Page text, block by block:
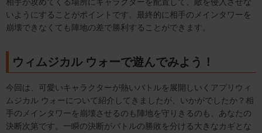
いようにすることがポイントです。最終的に相手のメインタワーを
崩壊できなくても陣地の差で勝利することができます。
ウィムジカル ウォーで遊んでみよう！
今回は、可愛いキャラクターが熱いバトルを展開しいくアプリウィ
ムジカル ウォーについて紹介してきましたが、いかがでしたか？相
手のメインタワーを崩壊させるのも陣地を守りきるのも、あなたの
決断次第です。一瞬の決断がバトルの勝敗を分ける大きなカギとな